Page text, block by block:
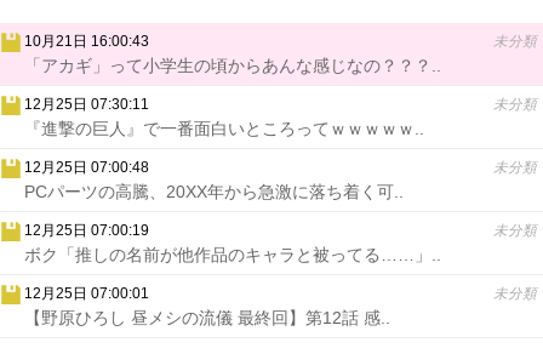
10月21日 16:00:43 未分類
「アカギ」って小学生の頃からあんな感じなの？？？..
12月25日 07:30:11 未分類
『進撃の巨人』で一番面白いところってｗｗｗｗｗ..
12月25日 07:00:48 未分類
PCパーツの高騰、20XX年から急激に落ち着く可..
12月25日 07:00:19 未分類
ボク「推しの名前が他作品のキャラと被ってる……」..
12月25日 07:00:01 未分類
【野原ひろし 昼メシの流儀 最終回】第12話 感..